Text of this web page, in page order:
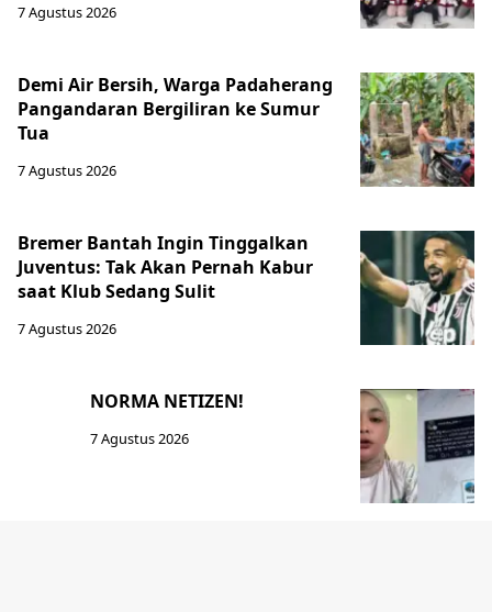
7 Agustus 2026
Demi Air Bersih, Warga Padaherang
Pangandaran Bergiliran ke Sumur
Tua
7 Agustus 2026
Bremer Bantah Ingin Tinggalkan
Juventus: Tak Akan Pernah Kabur
saat Klub Sedang Sulit
7 Agustus 2026
NORMA NETIZEN!
7 Agustus 2026